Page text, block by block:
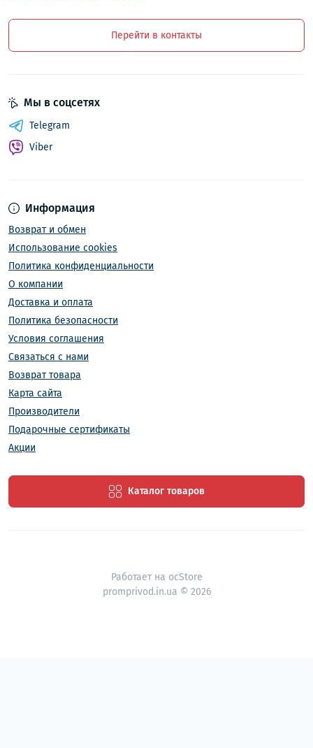
Перейти в контакты
Информация
Возврат и обмен
Использование cookies
Политика конфиденциальности
О компании
Доставка и оплата
Политика безопасности
Условия соглашения
Связаться с нами
Возврат товара
Карта сайта
Производители
Подарочные сертификаты
Акции
Каталог товаров
Мы в соцсетях
Telegram
Viber
Работает на ocStore
promprivod.in.ua © 2026